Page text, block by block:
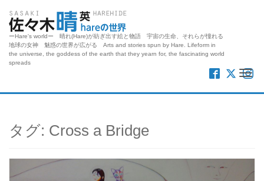
ーHare's worldー 晴れ(Hare)が紡ぎ出す絵と物語 宇宙の生命、それらが憧れる
地球の女神 魅惑の世界が広がる Arts and stories spun by Hare. Lifeform in
the universe, the goddess of the earth that they yearn for, the fascinating world
spreads
タグ: Cross a Bridge